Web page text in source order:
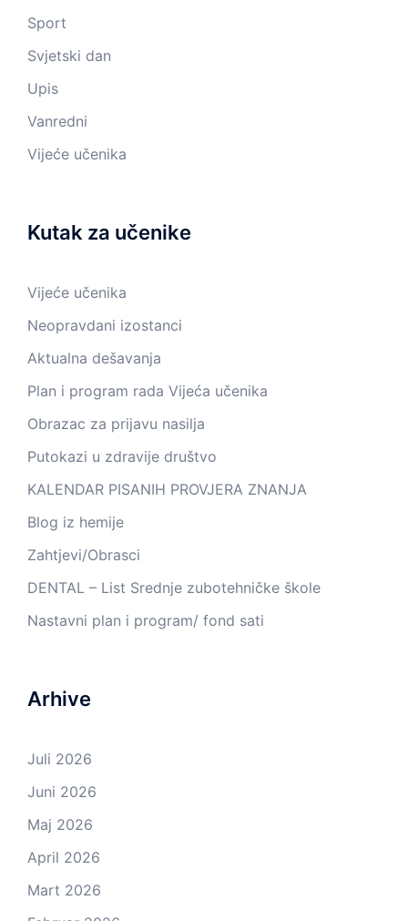
Sport
Svjetski dan
Upis
Vanredni
Vijeće učenika
Kutak za učenike
Vijeće učenika
Neopravdani izostanci
Aktualna dešavanja
Plan i program rada Vijeća učenika
Obrazac za prijavu nasilja
Putokazi u zdravije društvo
KALENDAR PISANIH PROVJERA ZNANJA
Blog iz hemije
Zahtjevi/Obrasci
DENTAL – List Srednje zubotehničke škole
Nastavni plan i program/ fond sati
Arhive
Juli 2026
Juni 2026
Maj 2026
April 2026
Mart 2026